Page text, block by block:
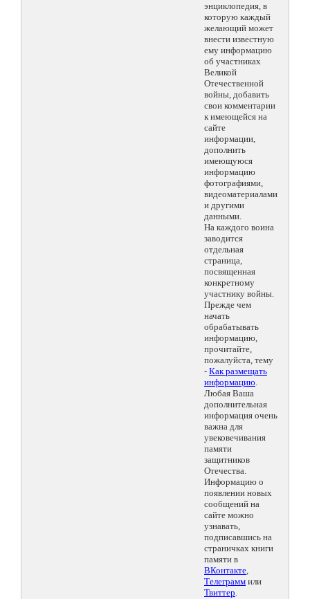
энциклопедия, в
которую каждый
желающий может
внести известную
ему информацию
об участниках
Великой
Отечественной
войны, добавить
свои комментарии
к имеющейся на
сайте
информации,
дополнить
имеющуюся
информацию
фотографиями,
видеоматериалами
и другими
данными.
На каждого воина
заводится
отдельная
страница,
посвященная
конкретному
участнику войны.
Прежде чем
начать
обрабатывать
информацию,
прочитайте,
пожалуйста, тему
- Как размещать
информацию.
Любая Ваша
дополнительная
информация очень
важна для
увековечивания
памяти
защитников
Отечества.
Информацию о
появлении новых
сообщений на
сайте можно
узнавать,
подписавшись на
страничках книги
памяти в
ВКонтакте,
Телеграмм или
Твиттер.